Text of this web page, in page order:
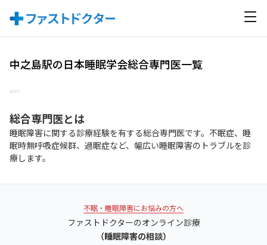
中之島駅の日本睡眠学会総合専門医一覧
総合専門医とは
睡眠障害に関する診療経験を有する総合専門医です。不眠症、睡
眠時無呼吸症候群、過眠症など、幅広い睡眠障害のトラブルを診
療します。
不眠・睡眠障害にお悩みの方へ
ファストドクターのオンライン診療
（睡眠障害の相談）